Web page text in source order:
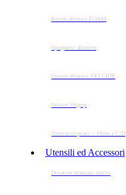
Rotoli abrasivi FOAM
Spugnette abrasive
Strisce abrasive VELGRIP
Strisce Velgrip
Troncatori piani + Mole a C/D
Utensili ed Accessori
Dosatore manuale stucco